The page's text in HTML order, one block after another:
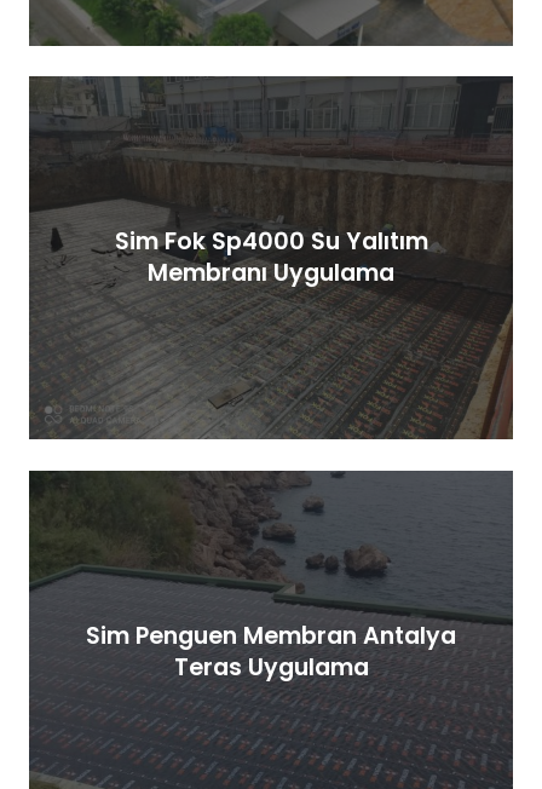
Sim Fok Sp4000 Su Yalıtım
Membranı Uygulama
Sim Penguen Membran Antalya
Teras Uygulama